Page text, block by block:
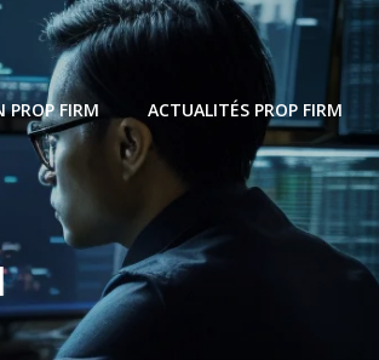
PROP FIRM ACTUALITÉS PROP FIRM